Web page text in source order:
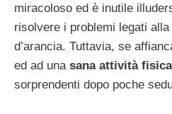
miracoloso ed è inutile
risolvere i problemi legati
d’arancia. Tuttavia, se
ed ad una sana attività fisica
sorprendenti dopo poche